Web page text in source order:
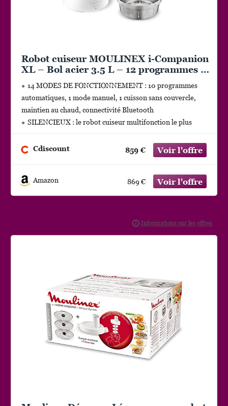
Robot cuiseur MOULINEX i-Companion
XL – Bol acier 3.5 L – 12 programmes –
6 accessoires – Déco
14 MODES DE FONCTIONNEMENT : 10 programmes
automatiques, 1 mode manuel, 1 cuisson sans couvercle,
maintien au chaud, connectivité Bluetooth
SILENCIEUX : le robot cuiseur multifonction le plus
des tests externes
Cdiscount 859 €
Amazon 869 €